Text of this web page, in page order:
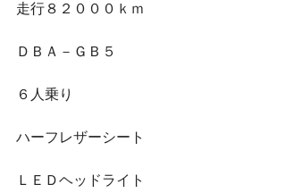
走行８２０００ｋｍ
ＤＢＡ－ＧＢ５
６人乗り
ハーフレザーシート
ＬＥＤヘッドライト